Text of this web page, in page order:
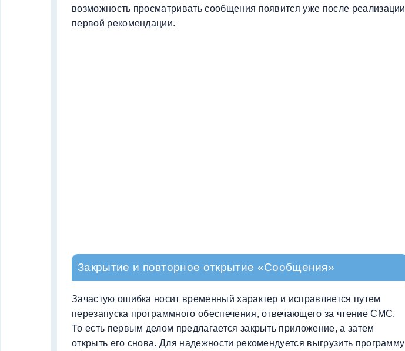
возможность просматривать сообщения появится уже после реализации
первой рекомендации.
Закрытие и повторное открытие «Сообщения»
Зачастую ошибка носит временный характер и исправляется путем
перезапуска программного обеспечения, отвечающего за чтение СМС.
То есть первым делом предлагается закрыть приложение, а затем
открыть его снова. Для надежности рекомендуется выгрузить программу